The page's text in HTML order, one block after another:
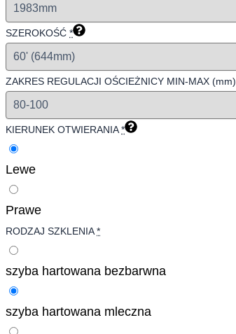
SZEROKOŚĆ *
ZAKRES REGULACJI OŚCIEŻNICY MIN-MAX (mm)
KIERUNEK OTWIERANIA *
Lewe
Prawe
RODZAJ SZKLENIA *
szyba hartowana bezbarwna
szyba hartowana mleczna